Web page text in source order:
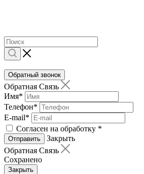
Обратный звонок
Обратная Связь
Имя*
Телефон*
E-mail*
Согласен на обработку *
Отправить
Закрыть
Обратная Связь
Сохранено
Закрыть